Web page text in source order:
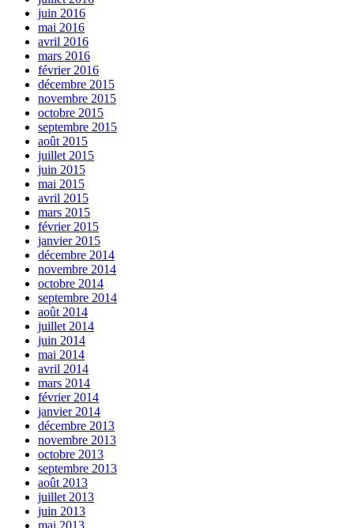
juin 2016
mai 2016
avril 2016
mars 2016
février 2016
décembre 2015
novembre 2015
octobre 2015
septembre 2015
août 2015
juillet 2015
juin 2015
mai 2015
avril 2015
mars 2015
février 2015
janvier 2015
décembre 2014
novembre 2014
octobre 2014
septembre 2014
août 2014
juillet 2014
juin 2014
mai 2014
avril 2014
mars 2014
février 2014
janvier 2014
décembre 2013
novembre 2013
octobre 2013
septembre 2013
août 2013
juillet 2013
juin 2013